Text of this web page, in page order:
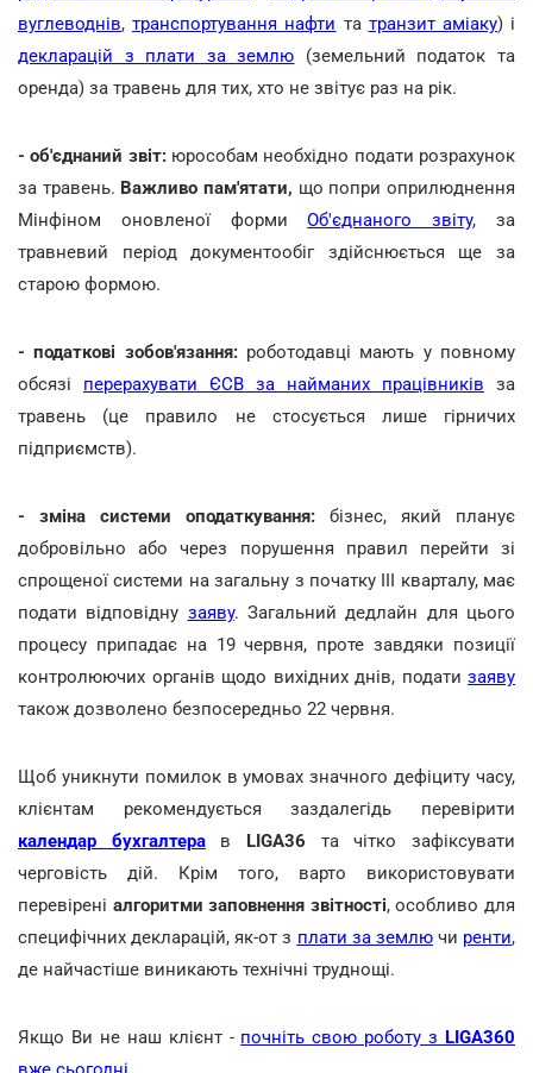
вуглеводнів,транспортування нафти та транзит аміаку) і
декларацій з плати за землю (земельний податок та
оренда) за травень для тих, хто не звітує раз на рік.
- об'єднаний звіт:юрособам необхідно подати розрахунок
за травень. Важливо пам'ятати, що попри оприлюднення
Мінфіном оновленої формиОб'єднаного звіту, за
травневий період документообіг здійснюється ще за
старою формою.
- податкові зобов'язання:роботодавці мають у повному
обсязі перерахувати ЄСВ за найманих працівників за
травень (це правило не стосується лише гірничих
підприємств).
- зміна системи оподаткування: бізнес, який планує
добровільно або через порушення правил перейти зі
спрощеної системи на загальну з початку ІІІ кварталу, має
подати відповідну заяву. Загальний дедлайн для цього
процесу припадає на 19 червня, проте завдяки позиції
контролюючих органів щодо вихідних днів, подати заяву
також дозволено безпосередньо 22 червня.
Щоб уникнути помилок в умовах значного дефіциту часу,
клієнтам рекомендується заздалегідь перевірити
календар бухгалтерав LIGA36 та чітко зафіксувати
черговість дій. Крім того, варто використовувати
перевірені алгоритми заповнення звітності, особливо для
специфічних декларацій, як-от з плати за землючи ренти,
де найчастіше виникають технічні труднощі.
Якщо Ви не наш клієнт - почніть свою роботу з LIGA360